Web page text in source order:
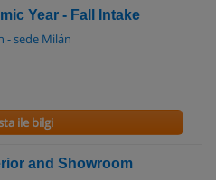
Year - Fall Intake
- sede Milán
ile bilgi
and Showroom